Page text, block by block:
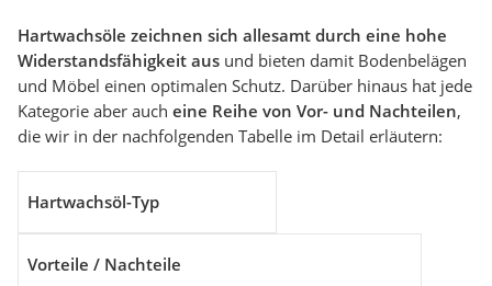
Hartwachsöle zeichnen sich allesamt durch eine hohe
Widerstandsfähigkeit aus und bieten damit Bodenbelägen
und Möbel einen optimalen Schutz. Darüber hinaus hat jede
Kategorie aber auch eine Reihe von Vor- und Nachteilen,
die wir in der nachfolgenden Tabelle im Detail erläutern:
Hartwachsöl-Typ
Vorteile / Nachteile